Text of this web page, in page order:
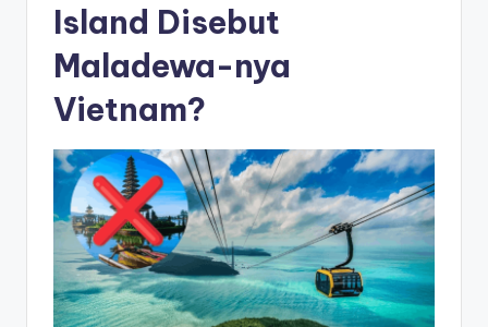
Island Disebut
Maladewa-nya
Vietnam?